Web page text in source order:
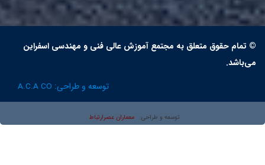
حقوق متعلق به مجتمع آموزش عالی فنی و مهندسی اسفراین
توسعه و طراحی:A.C.A CO
توسعه و طراحی: معماران عصر‌ارتباط